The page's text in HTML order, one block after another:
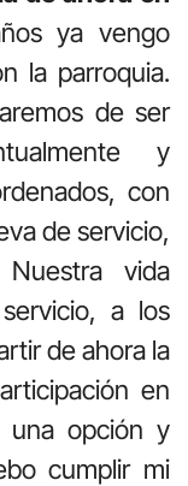
ya vengo
la parroquia.
de ser
y
con
de servicio,
Nuestra vida
a los
de ahora la
en
una opción y
cumplir mi